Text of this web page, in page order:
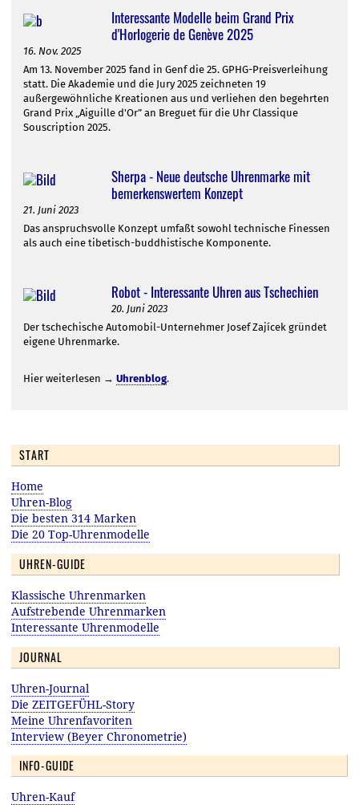
Interessante Modelle beim Grand Prix
d'Horlogerie de Genève 2025
16. Nov. 2025
Am 13. November 2025 fand in Genf die 25. GPHG-Preisverleihung
statt. Die Akademie und die Jury 2025 zeichneten 19
außergewöhnliche Kreationen aus und verliehen den begehrten
Grand Prix „Aiguille d'Or” an Breguet für die Uhr Classique
Souscription 2025.
Sherpa - Neue deutsche Uhrenmarke mit
bemerkenswertem Konzept
21. Juni 2023
Das anspruchsvolle Konzept umfaßt sowohl technische Finessen
als auch eine tibetisch-buddhistische Komponente.
Robot - Interessante Uhren aus Tschechien
20. Juni 2023
Der tschechische Automobil-Unternehmer Josef Zajícek gründet
eigene Uhrenmarke.
Hier weiterlesen → Uhrenblog.
START
Home
Uhren-Blog
Die besten 314 Marken
Die 20 Top-Uhrenmodelle
UHREN-GUIDE
Klassische Uhrenmarken
Aufstrebende Uhrenmarken
Interessante Uhrenmodelle
JOURNAL
Uhren-Journal
Die ZEITGEFÜHL-Story
Meine Uhrenfavoriten
Interview (Beyer Chronometrie)
INFO-GUIDE
Uhren-Kauf